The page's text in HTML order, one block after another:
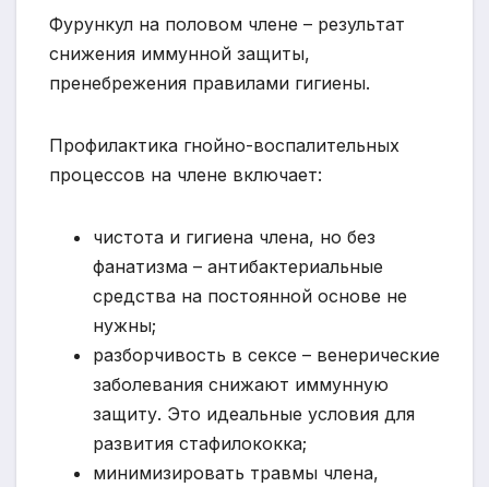
Фурункул на половом члене – результат
снижения иммунной защиты,
пренебрежения правилами гигиены.
Профилактика гнойно-воспалительных
процессов на члене включает:
чистота и гигиена члена, но без
фанатизма – антибактериальные
средства на постоянной основе не
нужны;
разборчивость в сексе – венерические
заболевания снижают иммунную
защиту. Это идеальные условия для
развития стафилококка;
минимизировать травмы члена,